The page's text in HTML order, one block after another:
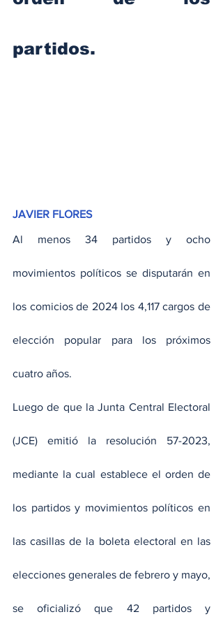
partidos.
JAVIER FLORES
Al menos 34 partidos y ocho
movimientos políticos se disputarán en
los comicios de 2024 los 4,117 cargos de
elección popular para los próximos
cuatro años.
Luego de que la Junta Central Electoral
(JCE) emitió la resolución 57-2023,
mediante la cual establece el orden de
los partidos y movimientos políticos en
las casillas de la boleta electoral en las
elecciones generales de febrero y mayo,
se oficializó que 42 partidos y